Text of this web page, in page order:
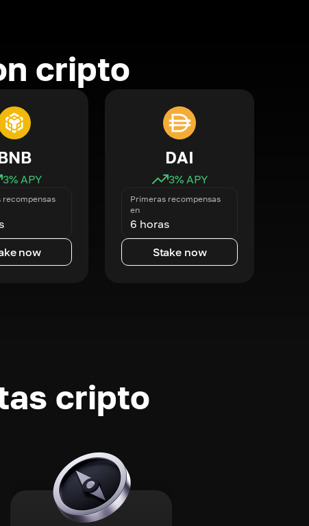
cripto
3% APY
recompensas
now
DAI
3% APY
Primeras recompensas
en
6 horas
Stake now
cripto